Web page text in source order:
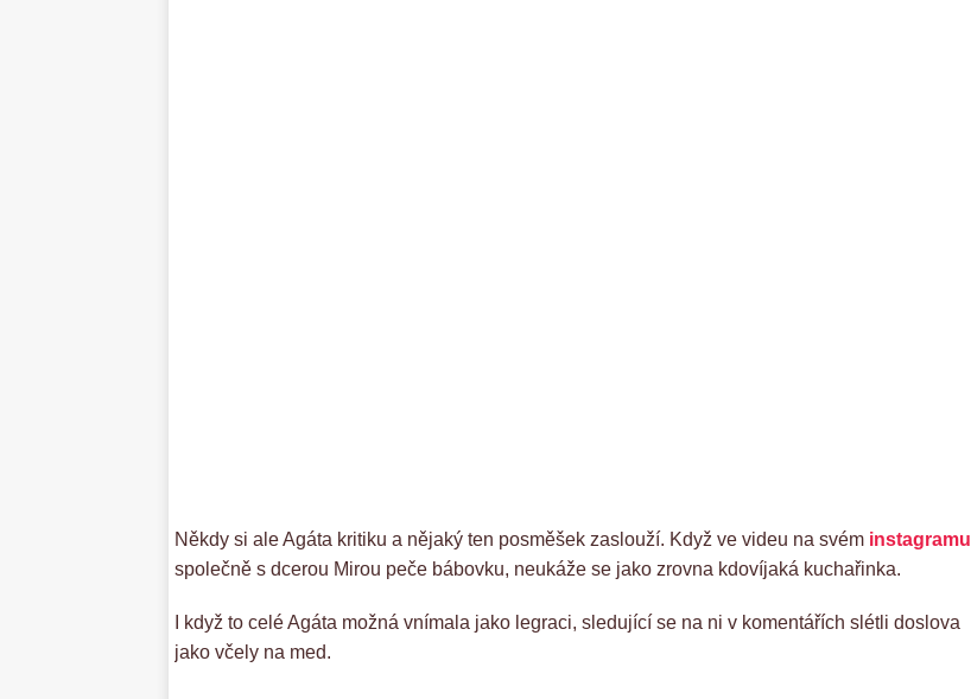
Někdy si ale Agáta kritiku a nějaký ten posměšek zaslouží. Když ve videu na svém instagramu
společně s dcerou Mirou peče bábovku, neukáže se jako zrovna kdovíjaká kuchařinka.
I když to celé Agáta možná vnímala jako legraci, sledující se na ni v komentářích slétli doslova
jako včely na med.